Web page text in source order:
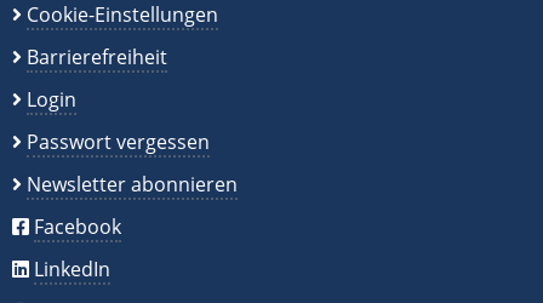
Cookie-Einstellungen
Barrierefreiheit
Login
Passwort vergessen
Newsletter abonnieren
Facebook
LinkedIn